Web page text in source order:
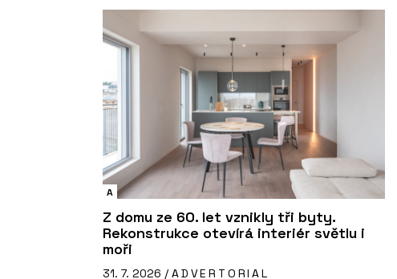
A
Z domu ze 60. let vznikly tři byty.
Rekonstrukce otevírá interiér světlu i
moři
31. 7. 2026 / ADVERTORIAL